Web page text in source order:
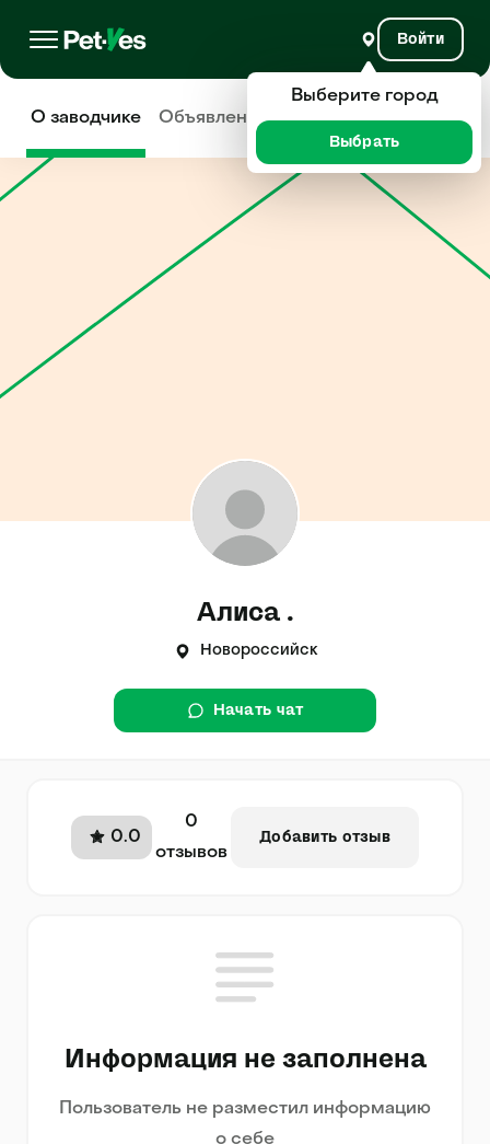
Войти
О заводчике Объявления Отзывы
Алиса .
Новороссийск
Начать чат
0.0
0
отзывов
Добавить отзыв
Информация не заполнена
Пользователь не разместил информацию
о себе
Выберите город
Выбрать